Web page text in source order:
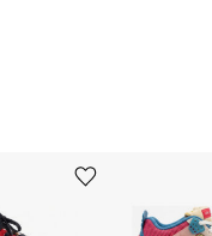
Ürünü istek listesine ekle veya listeden çıkar